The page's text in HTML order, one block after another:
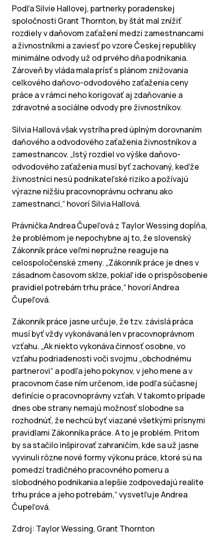
Podľa Silvie Hallovej, partnerky poradenskej
spoločnosti Grant Thornton, by štát mal znížiť
rozdiely v daňovom zaťažení medzi zamestnancami
a živnostníkmi a zaviesť po vzore Českej republiky
minimálne odvody už od prvého dňa podnikania.
Zároveň by vláda mala prísť s plánom znižovania
celkového daňovo-odvodového zaťaženia ceny
práce a v rámci neho korigovať aj zdaňovanie a
zdravotné a sociálne odvody pre živnostníkov.
Silvia Hallová však vystríha pred úplným dorovnaním
daňového a odvodového zaťaženia živnostníkov a
zamestnancov. „Istý rozdiel vo výške daňovo-
odvodového zaťaženia musí byť zachovaný, keďže
živnostníci nesú podnikateľské riziko a požívajú
výrazne nižšiu pracovnoprávnu ochranu ako
zamestnanci,“ hovorí Silvia Hallová.
Právnička Andrea Čupeľová z Taylor Wessing dopĺňa,
že problémom je nepochybne aj to, že slovenský
Zákonník práce veľmi nepružne reaguje na
celospoločenské zmeny. „Zákonník práce je dnes v
zásadnom časovom sklze, pokiaľ ide o prispôsobenie
pravidiel potrebám trhu práce,“ hovorí Andrea
Čupeľová.
Zákonník práce jasne určuje, že tzv. závislá práca
musí byť vždy vykonávaná len v pracovnoprávnom
vzťahu. „Ak niekto vykonáva činnosť osobne, vo
vzťahu podriadenosti voči svojmu „obchodnému
partnerovi“ a podľa jeho pokynov, v jeho mene a v
pracovnom čase ním určenom, ide podľa súčasnej
definície o pracovnoprávny vzťah. V takomto prípade
dnes obe strany nemajú možnosť slobodne sa
rozhodnúť, že nechcú byť viazané všetkými prísnymi
pravidlami Zákonníka práce. A to je problém. Pritom
by sa stačilo inšpirovať zahraničím, kde sa už jasne
vyvinuli rôzne nové formy výkonu práce, ktoré sú na
pomedzí tradičného pracovného pomeru a
slobodného podnikania a lepšie zodpovedajú realite
trhu práce a jeho potrebám,“ vysvetľuje Andrea
Čupeľová.
Zdroj: Taylor Wessing, Grant Thornton